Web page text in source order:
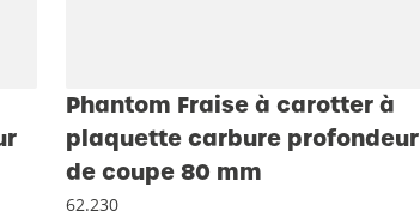
Phantom Fraise à carotter à
plaquette carbure profondeur
de coupe 80 mm
62.230